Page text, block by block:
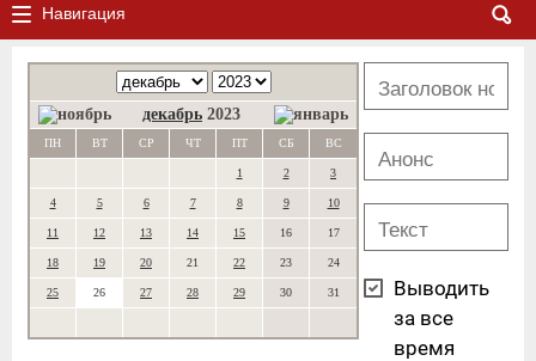
Навигация
декабрь 2023
ПН ВТ СР ЧТ ПТ СБ ВС
1 2 3
4 5 6 7 8 9 10
11 12 13 14 15 16 17
18 19 20 21 22 23 24
25 26 27 28 29 30 31
Выводить
за все
время